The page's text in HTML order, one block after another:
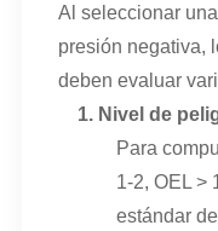
Al seleccionar
presión negativa,
deben evaluar
1. Nivel de
Para
1-2, OEL >
estándar